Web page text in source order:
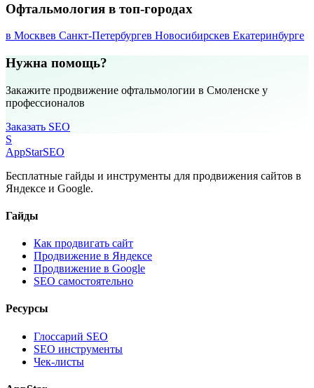
Офтальмология в топ-городах
в Москвев Санкт-Петербургев Новосибирскев Екатеринбурге
Нужна помощь?
Закажите продвижение офтальмологии в Смоленске у
профессионалов
Заказать SEO
S
AppStarSEO
Бесплатные гайды и инструменты для продвижения сайтов в
Яндексе и Google.
Гайды
Как продвигать сайт
Продвижение в Яндексе
Продвижение в Google
SEO самостоятельно
Ресурсы
Глоссарий SEO
SEO инструменты
Чек-листы